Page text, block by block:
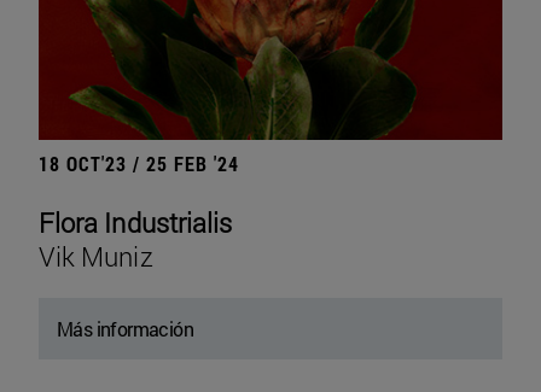
18 OCT'23 / 25 FEB '24
Flora Industrialis
Vik Muniz
Más información